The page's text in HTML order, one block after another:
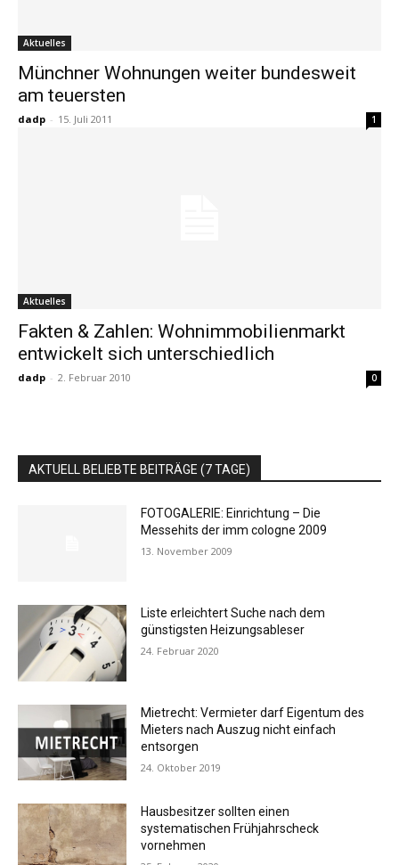
Aktuelles
Münchner Wohnungen weiter bundesweit
am teuersten
dadp - 15. Juli 2011 1
Aktuelles
Fakten & Zahlen: Wohnimmobilienmarkt
entwickelt sich unterschiedlich
dadp - 2. Februar 2010 0
AKTUELL BELIEBTE BEITRÄGE (7 TAGE)
FOTOGALERIE: Einrichtung – Die
Messehits der imm cologne 2009
13. November 2009
Liste erleichtert Suche nach dem
günstigsten Heizungsableser
24. Februar 2020
Mietrecht: Vermieter darf Eigentum des
Mieters nach Auszug nicht einfach
entsorgen
24. Oktober 2019
Hausbesitzer sollten einen
systematischen Frühjahrscheck
vornehmen